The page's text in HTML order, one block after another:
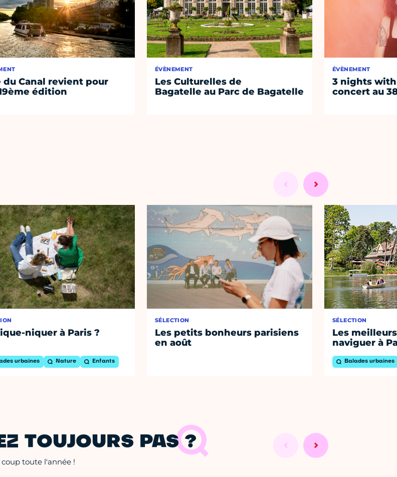
du Canal revient pour
édition
ÉVÈNEMENT
Les Culturelles de
Bagatelle au Parc de Bagatelle
ÉVÈNEMENT
3 nights with
concert au
niquer à Paris ?
urbaines Nature Enfants
SÉLECTION
Les petits bonheurs parisiens
en août
SÉLECTION
Les
naviguer à
Balades urbaines
TOUJOURS PAS ?
toute l'année !